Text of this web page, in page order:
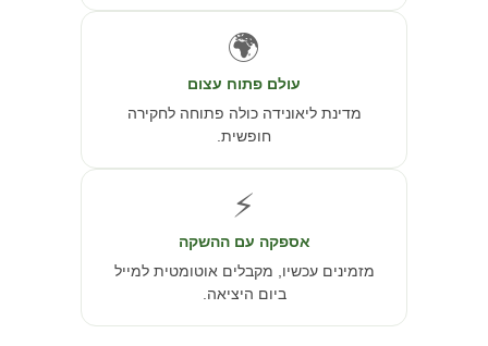
🌍
עולם פתוח עצום
מדינת ליאונידה כולה פתוחה לחקירה
חופשית.
⚡
אספקה עם ההשקה
מזמינים עכשיו, מקבלים אוטומטית למייל
ביום היציאה.